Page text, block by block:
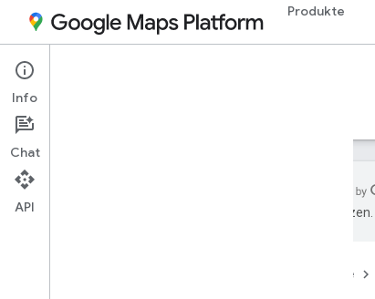
Produkte
Dokumentation
Preise
Startseite
Info
Chat
API